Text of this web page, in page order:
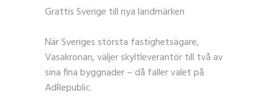
Grattis Sverige till nya landmärken
När Sveriges största fastighetsägare,
Vasakronan, väljer skyltleverantör till två av
sina fina byggnader – då faller valet på
AdRepublic.